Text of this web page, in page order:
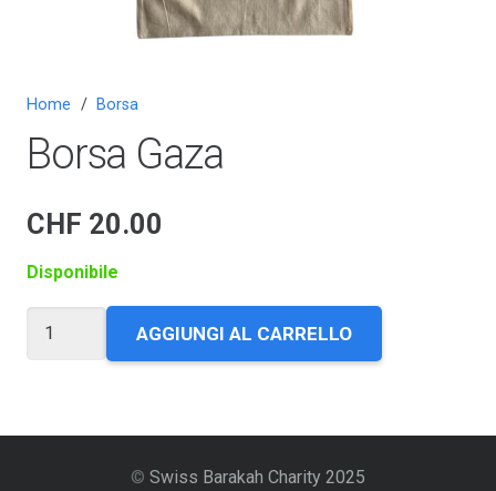
Home / Borsa
Borsa Gaza
CHF 20.00
Disponibile
Borsa
AGGIUNGI AL CARRELLO
© Swiss Barakah Charity 2025